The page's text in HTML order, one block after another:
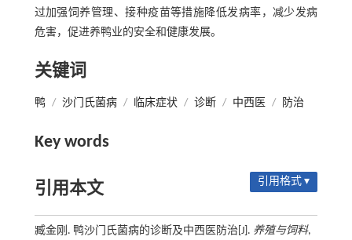
过加强饲养管理、接种疫苗等措施降低发病率，减少发病
危害，促进养鸭业的安全和健康发展。
关键词
鸭 / 沙门氏菌病 / 临床症状 / 诊断 / 中西医 / 防治
Key words
引用本文 引用格式 ▾
臧金刚. 鸭沙门氏菌病的诊断及中西医防治[J]. 养殖与饲料,